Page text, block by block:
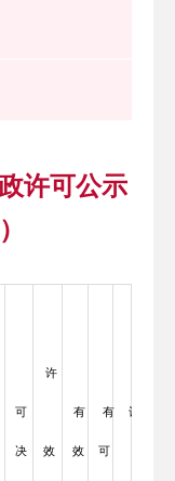
许可公示
许
可
决
有
效
有
效
许
可